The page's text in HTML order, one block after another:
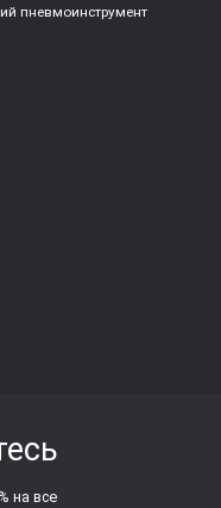
пневмоинструмент
на все